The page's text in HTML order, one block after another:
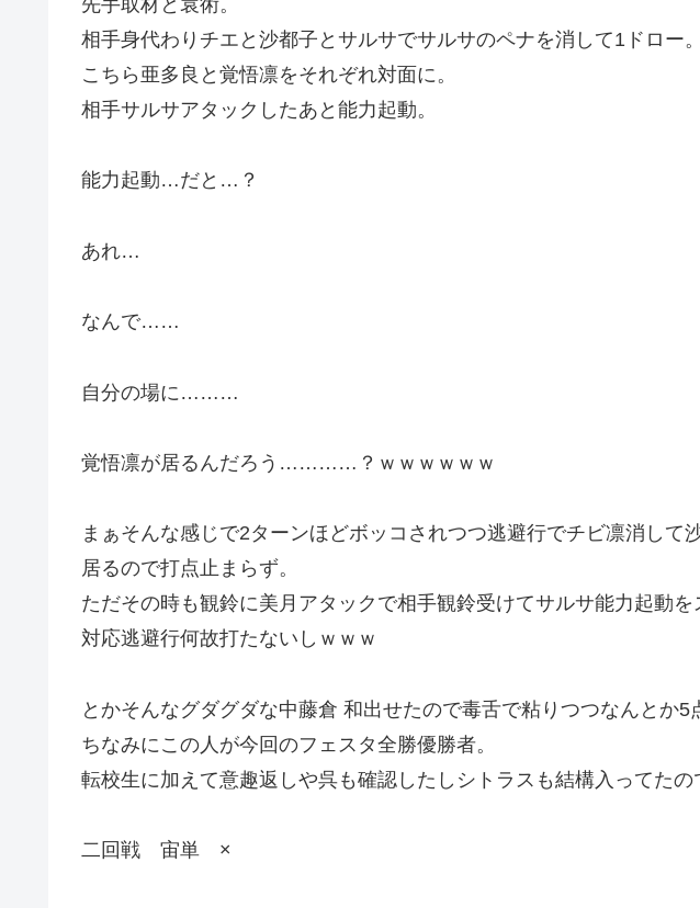
相手身代わりチエと沙都子とサルサでサルサのペナを消して1ドロー。
こちら亜多良と覚悟凛をそれぞれ対面に。
相手サルサアタックしたあと能力起動。
能力起動…だと…？
あれ…
なんで……
自分の場に………
覚悟凛が居るんだろう…………？ｗｗｗｗｗｗ
まぁそんな感じで2ターンほどボッコされつつ逃避行でチビ凛消し
居るので打点止まらず。
ただその時も観鈴に美月アタックで相手観鈴受けてサルサ能力起動を
対応逃避行何故打たないしｗｗｗ
とかそんなグダグダな中藤倉 和出せたので毒舌で粘りつつなんとか5
ちなみにこの人が今回のフェスタ全勝優勝者。
転校生に加えて意趣返しや呉も確認したしシトラスも結構入ってた
二回戦 宙単 ×